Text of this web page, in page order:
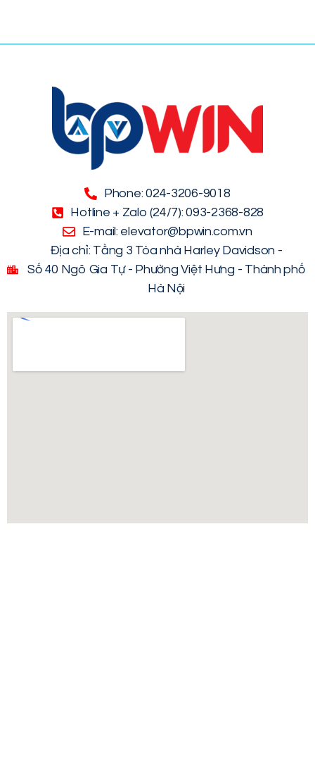
Phone: 024-3206-9018
Hotline + Zalo (24/7): 093-2368-828
E-mail: elevator@bpwin.com.vn
Địa chỉ: Tầng 3 Tòa nhà Harley Davidson -
Số 40 Ngô Gia Tự - Phường Việt Hưng - Thành phố
Hà Nội